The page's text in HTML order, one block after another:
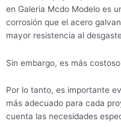
en Galeria Mcdo Modelo es
corrosión que el acero
mayor resistencia al
Sin embargo, es más
Por lo tanto, es importante
más adecuado para cada
cuenta las necesidades